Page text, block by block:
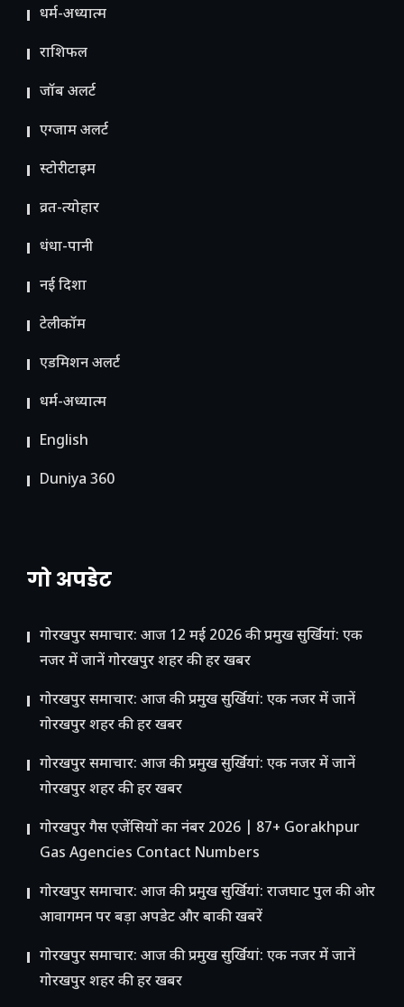
धर्म-अध्यात्म
राशिफल
जॉब अलर्ट
एग्जाम अलर्ट
स्टोरीटाइम
व्रत-त्योहार
धंधा-पानी
नई दिशा
टेलीकॉम
ए​डमिशन अलर्ट
धर्म-अध्यात्म
English
Duniya 360
गो अपडेट
गोरखपुर समाचार: आज 12 मई 2026 की प्रमुख सुर्खियां: एक
नजर में जानें गोरखपुर शहर की हर खबर
गोरखपुर समाचार: आज की प्रमुख सुर्खियां: एक नजर में जानें
गोरखपुर शहर की हर खबर
गोरखपुर समाचार: आज की प्रमुख सुर्खियां: एक नजर में जानें
गोरखपुर शहर की हर खबर
गोरखपुर गैस एजेंसियों का नंबर 2026 | 87+ Gorakhpur
Gas Agencies Contact Numbers
गोरखपुर समाचार: आज की प्रमुख सुर्खियां: राजघाट पुल की ओर
आवागमन पर बड़ा अपडेट और बाकी खबरें
गोरखपुर समाचार: आज की प्रमुख सुर्खियां: एक नजर में जानें
गोरखपुर शहर की हर खबर